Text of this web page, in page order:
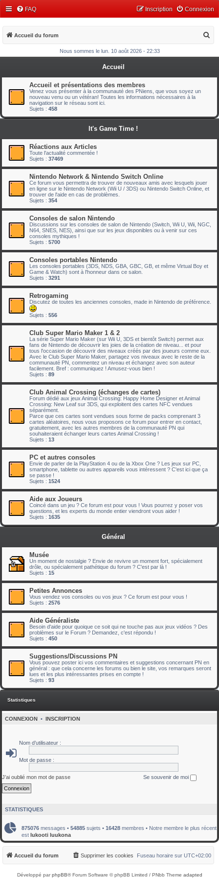
FAQ Connexion
Inscription
Accueil du forum
c
h
r
Nous sommes le lun. 10 août 2026 - 22:33
Accueil
Accueil et présentations des membres
Venez vous présenter à la communauté des PNiens, que vous soyez un
nouveau venu ou un vétéran! Toutes les informations nécessaires à la
navigation sur le réseau sont ici.
Sujets : 458
It's Game Time !
Réactions aux Articles
Toute l'actualité commentée !
Sujets : 37469
Nintendo Network & Nintendo Switch Online
Ce forum vous permettra de trouver de nouveaux amis avec lesquels jouer
en ligne sur le Nintendo Network (Wii U / 3DS) ou Nintendo Switch Online, et
trouver de l'aide en cas de problèmes.
Sujets : 354
Consoles de salon Nintendo
Discussions sur les consoles de salon de Nintendo (Switch, Wii U, Wii, NGC,
N64, SNES, NES), ainsi que sur les jeux disponibles ou à venir sur ces
consoles mythiques !
Sujets : 5700
Consoles portables Nintendo
Les consoles portables (3DS, NDS, GBA, GBC, GB, et même Virtual Boy et
Game & Watch) sont à l'honneur dans ce salon.
Sujets : 3291
Retrogaming
Discutez de toutes les anciennes consoles, made in Nintendo de préférence.
Sujets : 556
Club Super Mario Maker 1 & 2
La série Super Mario Maker (sur Wii U, 3DS et bientôt Switch) permet aux
fans de Nintendo de découvrir les joies de la création de niveau... et pour
tous l'occasion de découvrir des niveaux créés par des joueurs comme eux.
Avec le Club Super Mario Maker, partagez vos niveaux avec le reste de la
communauté PN, commentez un niveau et échangez avec son auteur
facilement. Bref : communiquez ! Amusez-vous bien !
Sujets : 89
Club Animal Crossing (échanges de cartes)
Forum dédié aux jeux Animal Crossing: Happy Home Designer et Animal
Crossing: New Leaf sur 3DS, qui exploitent des cartes NFC vendues
séparément.
Parce que ces cartes sont vendues sous forme de packs comprenant 3
cartes aléatoires, nous vous proposons ce forum pour entrer en contact,
gratuitement, avec les autres membres de la communauté PN qui
souhaiteraient échanger leurs cartes Animal Crossing !
Sujets : 13
PC et autres consoles
Envie de parler de la PlayStation 4 ou de la Xbox One ? Les jeux sur PC,
smartphone, tablette ou autres appareils vous intéressent ? C'est ici que ça
se passe !
Sujets : 1524
Aide aux Joueurs
Coincé dans un jeu ? Ce forum est pour vous ! Vous pourrez y poser vos
questions, et les experts du monde entier viendront vous aider !
Sujets : 1635
Général
Musée
Un moment de nostalgie ? Envie de revivre un moment fort, spécialement
drôle, ou spécialement pathétique du forum ? C'est par là !
Sujets : 15
Petites Annonces
Vous vendez vos consoles ou vos jeux ? Ce forum est pour vous !
Sujets : 2576
Aide Généraliste
Besoin d'aide pour quoique ce soit qui ne touche pas aux jeux vidéos ? Des
problèmes sur le Forum ? Demandez, c'est répondu !
Sujets : 450
Suggestions/Discussions PN
Vous pouvez poster ici vos commentaires et suggestions concernant PN en
général : que cela concerne les forums ou bien le site, vos remarques seront
lues et les plus intéressantes prises en compte !
Sujets : 93
Statistiques
CONNEXION • INSCRIPTION
Nom d’utilisateur :
Mot de passe :
J’ai oublié mon mot de passe Se souvenir de moi
STATISTIQUES
875076 messages • 54885 sujets • 16428 membres • Notre membre le plus récent
est lukooti luukona
Accueil du forum Fuseau horaire sur UTC+02:00
Supprimer les cookies
Développé parphpBB® Forum Software © phpBB Limited / PNbb Theme adapted